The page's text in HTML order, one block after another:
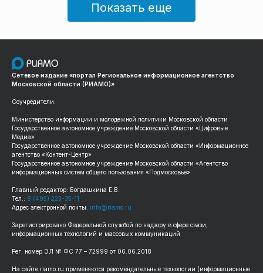
Показать еще
Сетевое издание «портал Региональное информационное агентство
Московской области (РИАМО)»
Соучредители:
Министерство информации и молодежной политики Московской области
Государственное автономное учреждение Московской области «Цифровые
Медиа»
Государственное автономное учреждение Московской области «Информационное
агентство «Контент-Центр»
Государственное автономное учреждение Московской области «Агентство
информационных систем общего пользования «Подмосковье»
Главный редактор: Богдашкина Е.В.
Тел.: 8 (495) 223-35-11
Адрес электронной почты: info@riamo.ru
Зарегистрировано Федеральной службой по надзору в сфере связи,
информационных технологий и массовых коммуникаций
Рег. номер ЭЛ № ФС 77 – 72999 от 06.06.2018
На сайте riamo.ru применяются рекомендательные технологии (информационные